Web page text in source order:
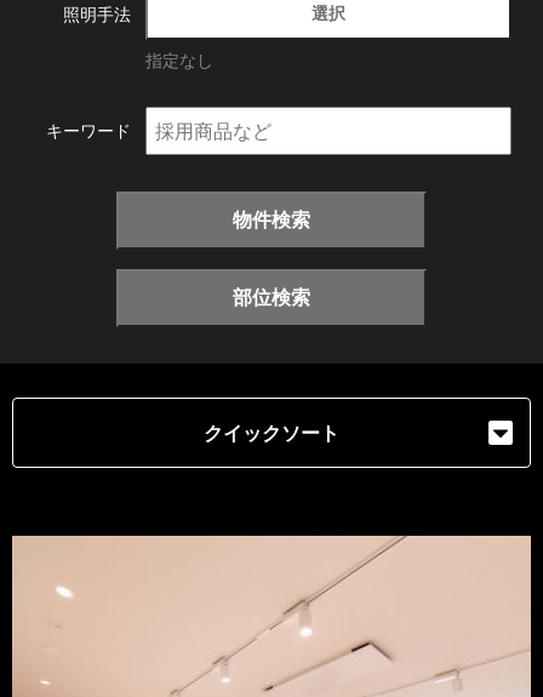
照明手法 選択
指定なし
キーワード
物件検索
部位検索
クイックソート